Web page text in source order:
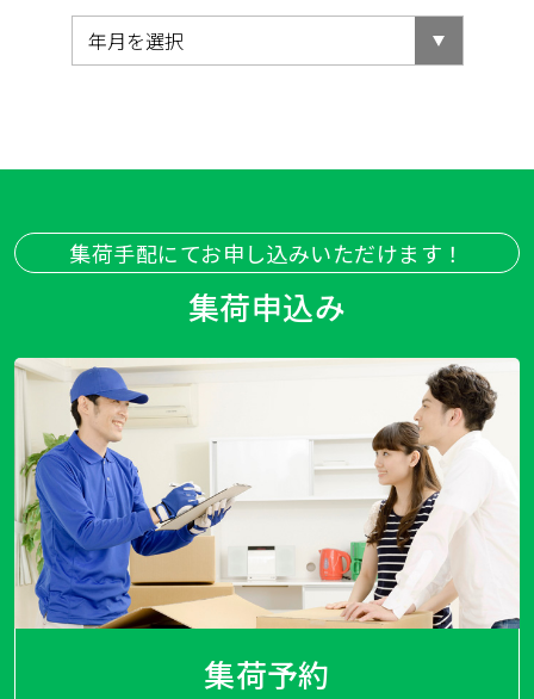
集荷手配にてお申し込みいただけます！
集荷申込み
集荷予約